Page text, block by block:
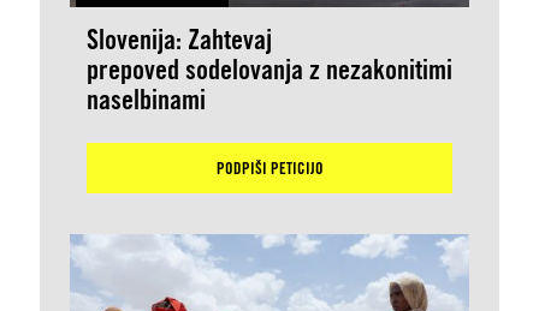
Slovenija: Zahtevaj
prepoved sodelovanja z nezakonitimi
naselbinami
PODPIŠI PETICIJO